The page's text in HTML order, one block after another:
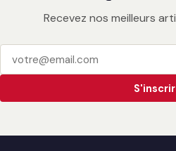
Recevez nos meilleurs